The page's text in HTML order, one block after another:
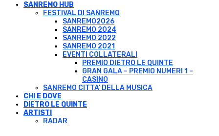
SANREMO HUB
FESTIVAL DI SANREMO
SANREMO2026
SANREMO 2024
SANREMO 2022
SANREMO 2021
EVENTI COLLATERALI
PREMIO DIETRO LE QUINTE
GRAN GALA – PREMIO NUMERI 1 –
CASINO
SANREMO CITTA’ DELLA MUSICA
CHI E DOVE
DIETRO LE QUINTE
ARTISTI
RADAR